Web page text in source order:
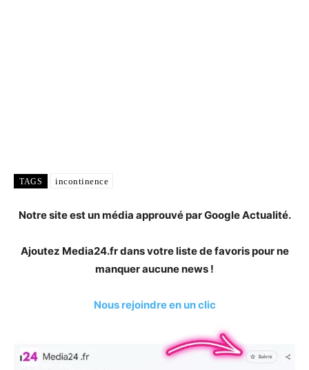
TAGS incontinence
Notre site est un média approuvé par Google Actualité.
Ajoutez Media24.fr dans votre liste de favoris pour ne
manquer aucune news !
Nous rejoindre en un clic